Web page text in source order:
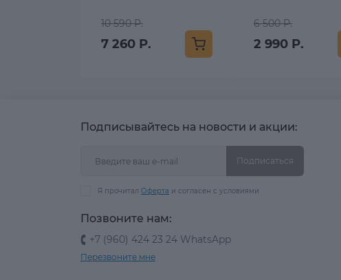
10 590 Р.
7 260 Р.
6 500 Р.
2 990 Р.
Подписывайтесь на новости и акции:
Подписаться
Я прочитал Оферта и согласен с условиями
Позвоните нам:
+7 (960) 424 23 24 WhatsApp
Перезвоните мне